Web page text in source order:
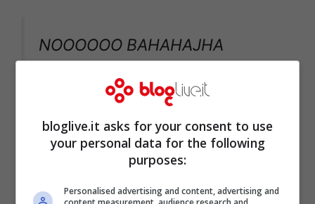
NOOOOOO BAHAHAJHA
https://t.co/HHvncZQX4w
— giulia (@gabrielsniceass)
February 7, 2022
bloglive.it asks for your consent to use
your personal data for the following
purposes:
Personalised advertising and content, advertising and